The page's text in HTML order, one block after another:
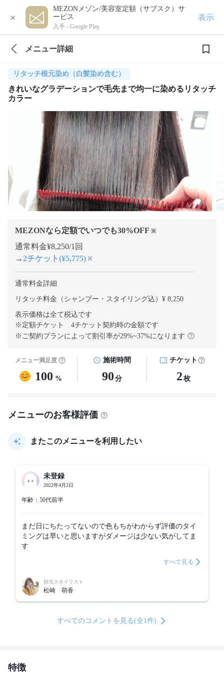
×
MEZONメゾン/美容室定額（サブスク）サ
ービス
入手 - Google Play
表示
メニュー詳細
リタッチ根元染め（白髪染め含む）
きれいなグラデーションで毛先まで均一に染めるリタッチ
カラー
MEZONなら定額でいつでも30%OFF ※
通常料金¥8,250/1回
→2チケット(¥5,775) ※
通常料金詳細
リタッチ料金（シャンプー・スタイリング込）¥ 8,250
表示価格は全て税込です
※定額チケット 4チケット契約時の金額です
※ご契約プランによって割引率が29%~37%になります
メニュー満足度
100 %
施術時間
90 分
チケット
2 枚
メニューのお客様評価
またこのメニューを利用したい
未登録
2022年4月2日
年齢：50代前半
まだ日にちたってないので色もちがわからず評価のタイ
ミングは早いと思いますがダメージは少ない気がしてま
す
すべて見る
担当スタイリスト
松崎 萌香
すべてのコメントを見る(全1件)
特徴